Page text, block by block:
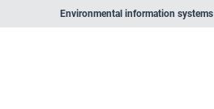
Environmental information systems